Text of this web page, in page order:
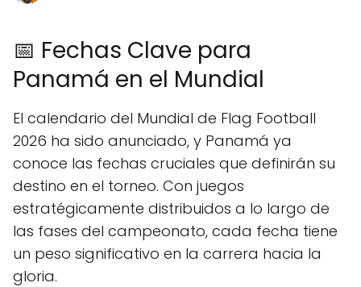
📅 Fechas Clave para
Panamá en el Mundial
El calendario del Mundial de Flag Football
2026 ha sido anunciado, y Panamá ya
conoce las fechas cruciales que definirán su
destino en el torneo. Con juegos
estratégicamente distribuidos a lo largo de
las fases del campeonato, cada fecha tiene
un peso significativo en la carrera hacia la
gloria.